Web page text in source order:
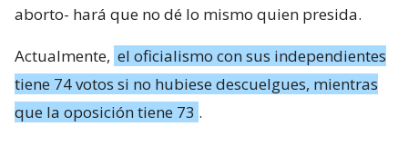
aborto- hará que no dé lo mismo quien presida.
Actualmente, el oficialismo con sus independientes
tiene 74 votos si no hubiese descuelgues, mientras
que la oposición tiene 73 .